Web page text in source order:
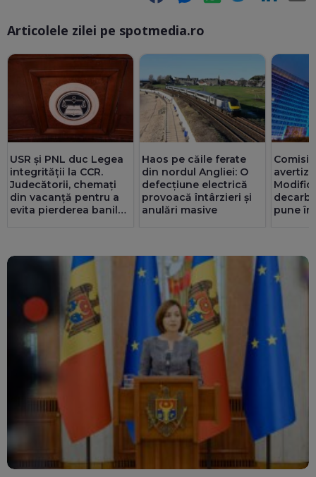
Articolele zilei pe spotmedia.ro
USR și PNL duc Legea
integrității la CCR.
Judecătorii, chemați
din vacanță pentru a
evita pierderea banilor
Haos pe căile ferate
din nordul Angliei: O
defecțiune electrică
provoacă întârzieri și
anulări masive
pune